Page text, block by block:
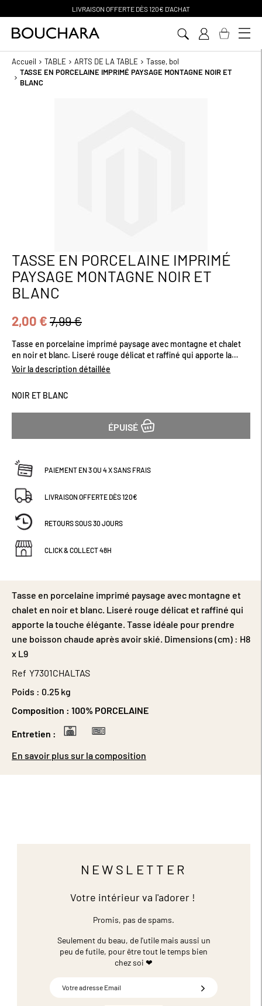
LIVRAISON OFFERTE D ÈS 120€ D'ACHAT
Accueil TABLE ARTS DE LA TABLE
Tasse, bol
TASSE EN PORCELAINE IMPRIMÉ PAYSAGE MONTAGNE NOIR ET
BLANC
Passer
au
début
de
la
d’images
TASSE EN PORCELAINE IMPRIMÉ
PAYSAGE MONTAGNE NOIR ET
BLANC
2,00 €7,99 €
Tasse en porcelaine imprimé paysage avec montagne et chalet
en noir et blanc. Liseré rouge délicat et raffiné qui apporte la
touche élégante. Tasse idéale pour prendre une boisson chaude
après avoir skié. Dimensions (cm) : H8 x L9
Voir la description détaillée
NOIR ET BLANC
ÉPUISÉ
PAIEMENT EN 3 OU 4 X SANS FRAIS
LIVRAISON OFFERTE DÈS 120€
RETOURS SOUS 30 JOURS
CLICK & COLLECT 48H
Tasse en porcelaine imprimé paysage avec montagne et
chalet en noir et blanc. Liseré rouge délicat et raffiné qui
apporte la touche élégante. Tasse idéale pour prendre
une boisson chaude après avoir skié. Dimensions (cm) : H8
x L9
Ref Y7301CHALTAS
Poids : 0.25 kg
Composition : 100% PORCELAINE
Entretien :
En savoir plus sur la composition
NEWSLETTER
Votre intérieur va l'adorer !
Promis, pas de spams.
Seulement du beau, de l'utile mais aussi un
peu de futile, pour être tout le temps bien
chez soi ❤